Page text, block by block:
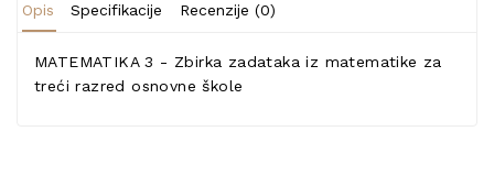
Opis Specifikacije Recenzije (0)
MATEMATIKA 3 - Zbirka zadataka iz matematike za
treći razred osnovne škole